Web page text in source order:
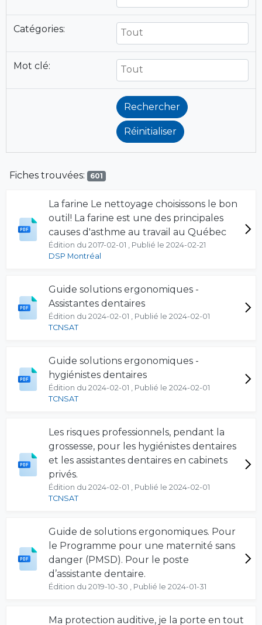
Catégories:
Mot clé:
Fiches trouvées: 601
La farine Le nettoyage choisissons le bon
outil! La farine est une des principales
causes d'asthme au travail au Québec
Édition du 2017-02-01 , Publié le 2024-02-21
DSP Montréal
Guide solutions ergonomiques -
Assistantes dentaires
Édition du 2024-02-01 , Publié le 2024-02-01
TCNSAT
Guide solutions ergonomiques -
hygiénistes dentaires
Édition du 2024-02-01 , Publié le 2024-02-01
TCNSAT
Les risques professionnels, pendant la
grossesse, pour les hygiénistes dentaires
et les assistantes dentaires en cabinets
privés.
Édition du 2024-02-01 , Publié le 2024-02-01
TCNSAT
Guide de solutions ergonomiques. Pour
le Programme pour une maternité sans
danger (PMSD). Pour le poste
d’assistante dentaire.
Édition du 2019-10-30 , Publié le 2024-01-31
Ma protection auditive, je la porte en tout